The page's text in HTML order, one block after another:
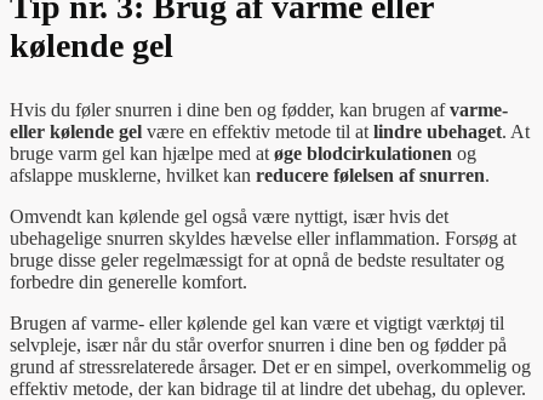
kølende gel
Hvis du føler snurren i dine ben og fødder, kan brugen afvarme-
eller kølende gel være en effektiv metode til at lindre ubehaget. At
bruge varm gel kan hjælpe med at øge blodcirkulationen og
afslappe musklerne, hvilket kan reducere følelsen af snurren.
Omvendt kan kølende gel også være nyttigt, især hvis det
ubehagelige snurren skyldes hævelse eller inflammation. Forsøg at
bruge disse geler regelmæssigt for at opnå de bedste resultater og
forbedre din generelle komfort.
Brugen af varme- eller kølende gel kan være et vigtigt værktøj til
selvpleje, især når du står overfor snurren i dine ben og fødder på
grund af stressrelaterede årsager. Det er en simpel, overkommelig og
effektiv metode, der kan bidrage til at lindre det ubehag, du oplever.